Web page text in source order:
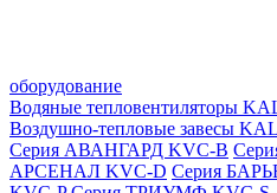
оборудование
Водяные тепловентиляторы
Воздушно-тепловые завесы
Серия АВАНГАРД KVC-B
АРСЕНАЛ KVC-D Серия